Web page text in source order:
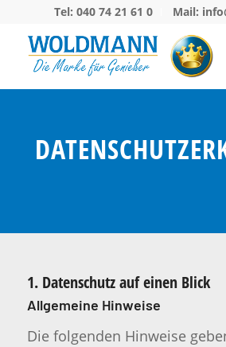
Tel: 040 74 21 61 0 Mail:
1. Datenschutz auf einen Blick
Allgemeine Hinweise
Die folgenden Hinweise